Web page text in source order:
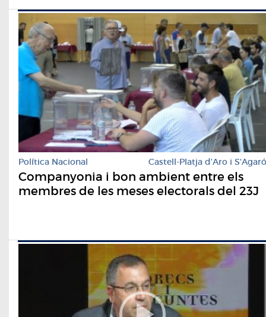
Política Nacional Castell-Platja d'Aro i S'Agaró
Companyonia i bon ambient entre els
membres de les meses electorals del 23J